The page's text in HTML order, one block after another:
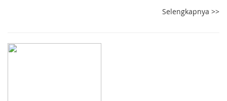
Selengkapnya >>